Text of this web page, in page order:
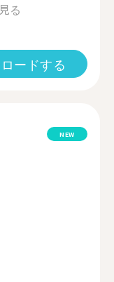
る
ードする
NEW